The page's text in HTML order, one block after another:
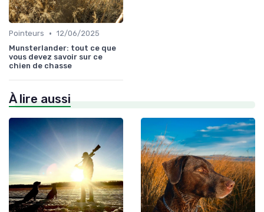
Pointeurs • 12/06/2025
Munsterlander: tout ce que
vous devez savoir sur ce
chien de chasse
À lire aussi